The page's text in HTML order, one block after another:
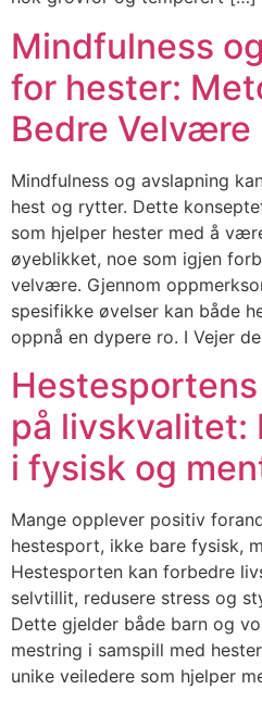
Mindfulness
for hester:
Bedre Velvære
Mindfulness og avslapning
hest og rytter. Dette
som hjelper hester med å
øyeblikket, noe som igjen
velvære. Gjennom
spesifikke øvelser kan både
oppnå en dypere ro. I Vejer
på livskvalitet:
i fysisk og
Mange opplever positiv
hestesport, ikke bare fysisk,
Hestesporten kan forbedre
selvtillit, redusere stress og
Dette gjelder både barn og
mestring i samspill med
unike veiledere som hjelper